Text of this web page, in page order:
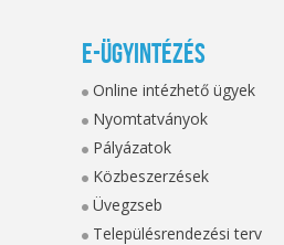
E-ügyintézés
Online intézhető ügyek
Nyomtatványok
Pályázatok
Közbeszerzések
Üvegzseb
Településrendezési terv